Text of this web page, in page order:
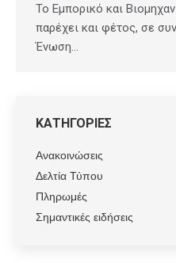
Το Εμπορικό και
παρέχει και φέτος, σε
Ένωση…
ΚΑΤΗΓΟΡΙΕΣ
Ανακοινώσεις
Δελτία Τύπου
Πληρωμές
Σημαντικές ειδήσεις